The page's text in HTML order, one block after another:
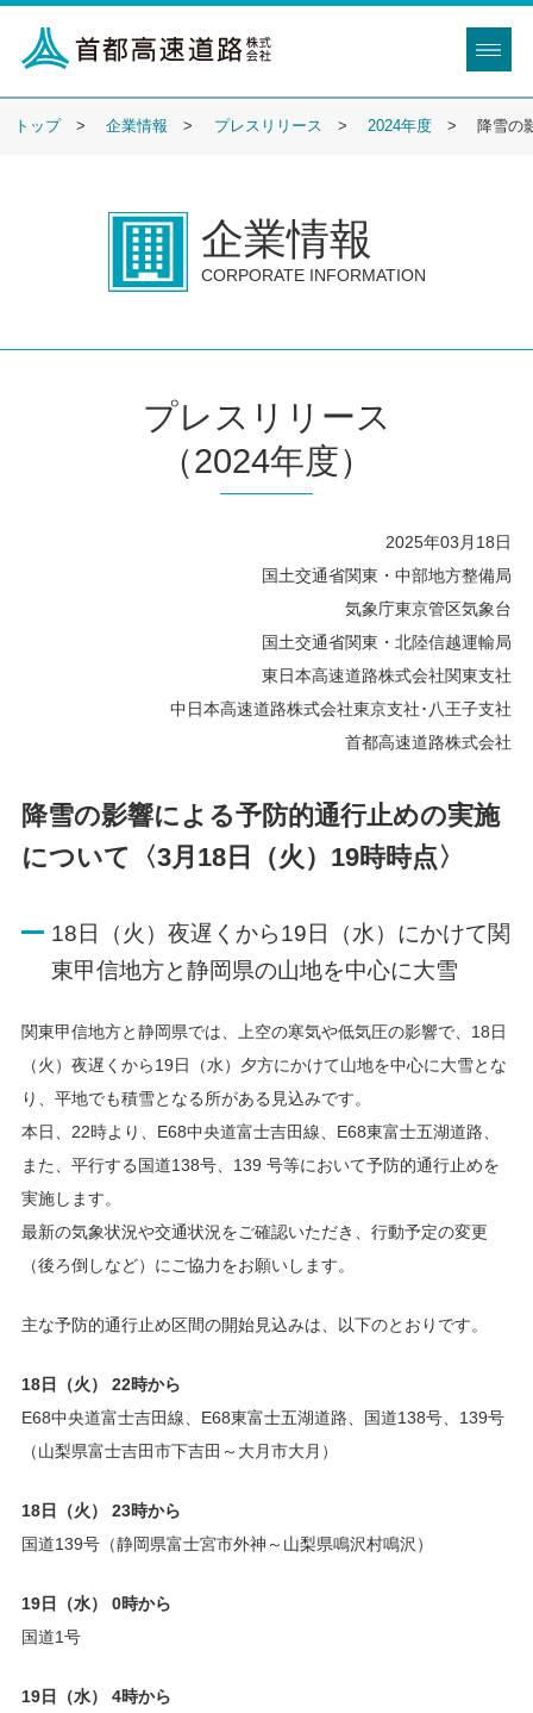
トップ 企業情報 プレスリリース 2024年度 降雪の
企業情報
CORPORATE INFORMATION
プレスリリース
（2024年度）
2025年03月18日
国土交通省関東・中部地方整備局
気象庁東京管区気象台
国土交通省関東・北陸信越運輸局
東日本高速道路株式会社関東支社
中日本高速道路株式会社東京支社･八王子支社
首都高速道路株式会社
降雪の影響による予防的通行止めの実施
について〈3月18日（火）19時時点〉
18日（火）夜遅くから19日（水）にかけて関
東甲信地方と静岡県の山地を中心に大雪
関東甲信地方と静岡県では、上空の寒気や低気圧の影響で、18日
（火）夜遅くから19日（水）夕方にかけて山地を中心に大雪とな
り、平地でも積雪となる所がある見込みです。
本日、22時より、E68中央道富士吉田線、E68東富士五湖道路、
また、平行する国道138号、139 号等において予防的通行止めを
実施します。
最新の気象状況や交通状況をご確認いただき、行動予定の変更
（後ろ倒しなど）にご協力をお願いします。
主な予防的通行止め区間の開始見込みは、以下のとおりです。
18日（火） 22時から
E68中央道富士吉田線、E68東富士五湖道路、国道138号、139号
（山梨県富士吉田市下吉田～大月市大月）
18日（火） 23時から
国道139号（静岡県富士宮市外神～山梨県鳴沢村鳴沢）
19日（水） 0時から
国道1号
19日（水） 4時から